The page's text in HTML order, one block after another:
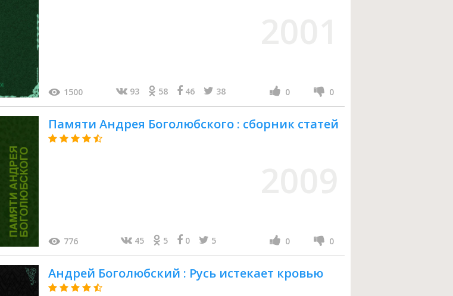
1500 93 58 46 38 0 0
Памяти Андрея Боголюбского : сборник статей
776 45 5 0 5 0 0
Андрей Боголюбский : Русь истекает кровью